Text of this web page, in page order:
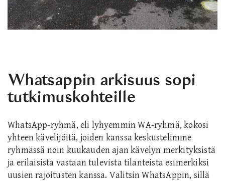
Whatsappin arkisuus sopi
tutkimuskohteille
WhatsApp-ryhmä, eli lyhyemmin WA-ryhmä, kokosi
yhteen kävelijöitä, joiden kanssa keskustelimme
ryhmässä noin kuukauden ajan kävelyn merkityksistä
ja erilaisista vastaan tulevista tilanteista esimerkiksi
uusien rajoitusten kanssa. Valitsin WhatsAppin, sillä